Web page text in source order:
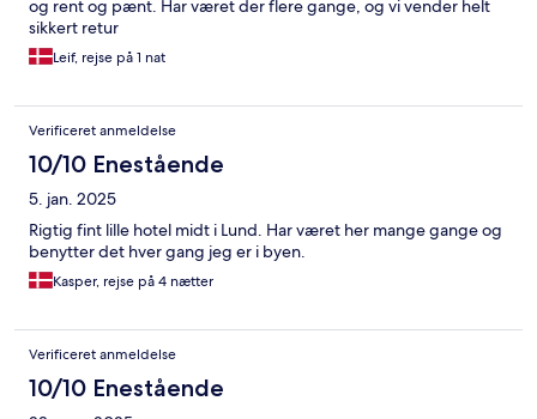
og rent og pænt. Har været der flere gange, og vi vender helt
sikkert retur
Leif, rejse på 1 nat
Verificeret anmeldelse
10/10 Enestående
5. jan. 2025
Rigtig fint lille hotel midt i Lund. Har været her mange gange og
benytter det hver gang jeg er i byen.
Kasper, rejse på 4 nætter
Verificeret anmeldelse
10/10 Enestående